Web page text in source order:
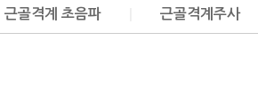
근골격계 초음파 근골격계주사